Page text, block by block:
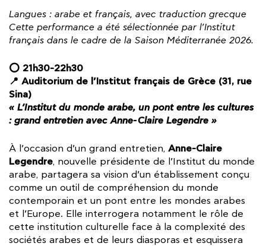
Langues : arabe et français, avec traduction grecque
Cette performance a été sélectionnée par l’Institut
français dans le cadre de la Saison Méditerranée 2026.
⭕ 21h30-22h30
📍 Auditorium de l’Institut français de Grèce (31, rue
Sina)
« L’Institut du monde arabe, un pont entre les cultures
: grand entretien avec Anne-Claire Legendre »
À l’occasion d’un grand entretien, Anne-Claire
Legendre, nouvelle présidente de l’Institut du monde
arabe, partagera sa vision d’un établissement conçu
comme un outil de compréhension du monde
contemporain et un pont entre les mondes arabes
et l’Europe. Elle interrogera notamment le rôle de
cette institution culturelle face à la complexité des
sociétés arabes et de leurs diasporas et esquissera